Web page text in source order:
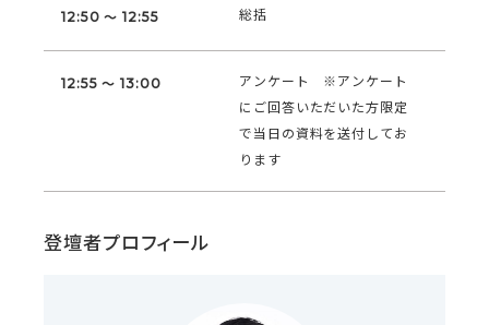
12:50 ～ 12:55 総括
12:55 ～ 13:00
アンケート ※アンケート
にご回答いただいた方限定
で当日の資料を送付してお
ります
登壇者プロフィール